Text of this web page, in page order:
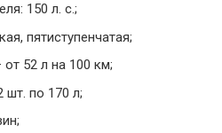
150 л. с.;
пятиступенчатая;
52 л на 100 км;
шт. по 170 л;